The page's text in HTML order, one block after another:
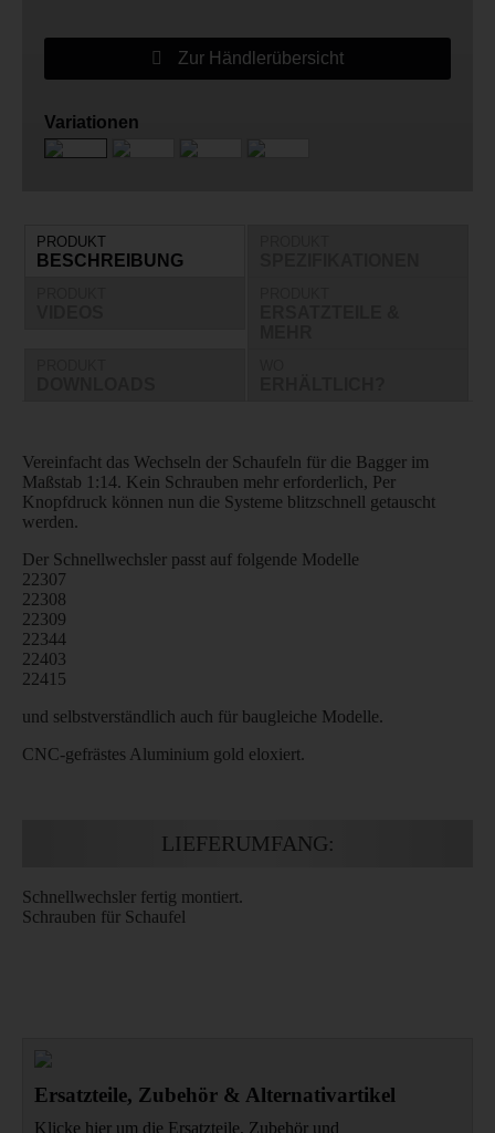
Zur Händlerübersicht
Variationen
PRODUKT
BESCHREIBUNG
Vereinfacht das Wechseln der Schaufeln für die Bagger im
Maßstab 1:14. Kein Schrauben mehr erforderlich, Per
Knopfdruck können nun die Systeme blitzschnell getauscht
werden.
Der Schnellwechsler passt auf folgende Modelle
22307
22308
22309
22344
22403
22415
und selbstverständlich auch für baugleiche Modelle.
CNC-gefrästes Aluminium gold eloxiert.
LIEFERUMFANG:
Schnellwechsler fertig montiert.
Schrauben für Schaufel
Ersatzteile, Zubehör & Alternativartikel
Klicke hier um die Ersatzteile, Zubehör und